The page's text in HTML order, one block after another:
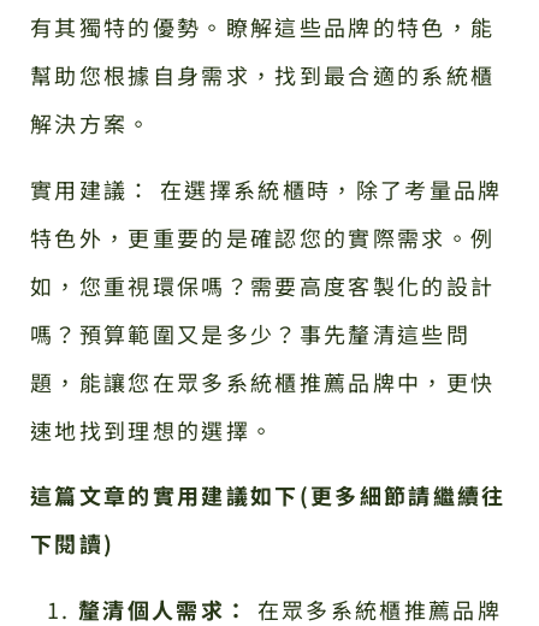
有其獨特的優勢。瞭解這些品牌的特色，能
幫助您根據自身需求，找到最合適的系統櫃
解決方案。
實用建議： 在選擇系統櫃時，除了考量品牌
特色外，更重要的是確認您的實際需求。例
如，您重視環保嗎？需要高度客製化的設計
嗎？預算範圍又是多少？事先釐清這些問
題，能讓您在眾多系統櫃推薦品牌中，更快
速地找到理想的選擇。
這篇文章的實用建議如下(更多細節請繼續往
下閱讀)
釐清個人需求：
在眾多系統櫃推薦品牌